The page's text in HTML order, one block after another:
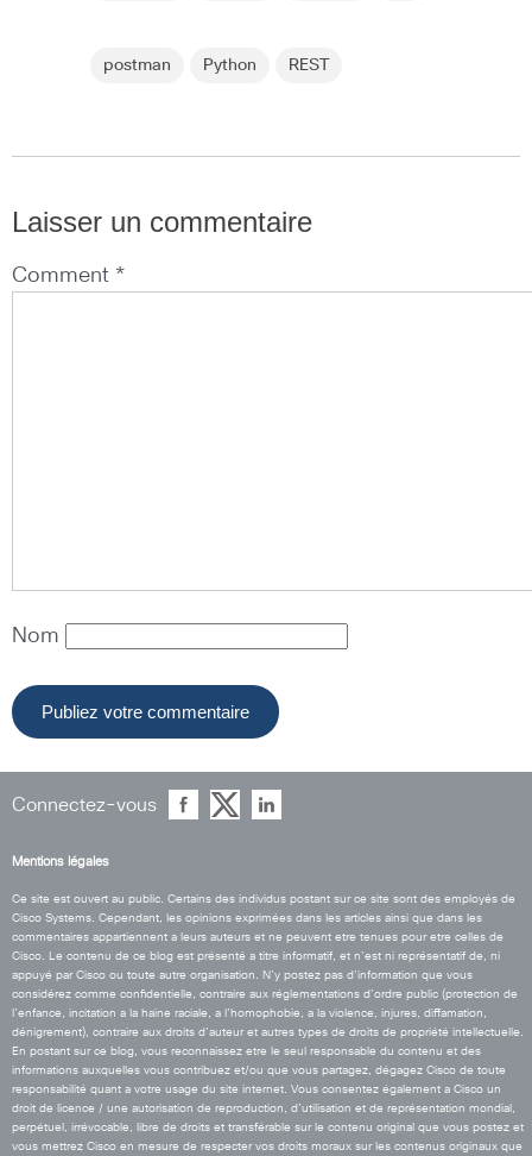
postman Python REST
Laisser un commentaire
Comment *
Nom
Connectez-vous
Mentions légales
Ce site est ouvert au public. Certains des individus postant sur ce site sont des employés de
Cisco Systems. Cependant, les opinions exprimées dans les articles ainsi que dans les
commentaires appartiennent a leurs auteurs et ne peuvent etre tenues pour etre celles de
Cisco. Le contenu de ce blog est présenté a titre informatif, et n’est ni représentatif de, ni
appuyé par Cisco ou toute autre organisation. N’y postez pas d’information que vous
considérez comme confidentielle, contraire aux réglementations d’ordre public (protection de
l’enfance, incitation a la haine raciale, a l’homophobie, a la violence, injures, diffamation,
dénigrement), contraire aux droits d’auteur et autres types de droits de propriété intellectuelle.
En postant sur ce blog, vous reconnaissez etre le seul responsable du contenu et des
informations auxquelles vous contribuez et/ou que vous partagez, dégagez Cisco de toute
responsabilité quant a votre usage du site internet. Vous consentez également a Cisco un
droit de licence / une autorisation de reproduction, d’utilisation et de représentation mondial,
perpétuel, irrévocable, libre de droits et transférable sur le contenu original que vous postez et
vous mettrez Cisco en mesure de respecter vos droits moraux sur les contenus originaux que